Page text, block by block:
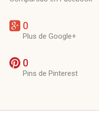
0
Plus de Google+
0
Pins de Pinterest